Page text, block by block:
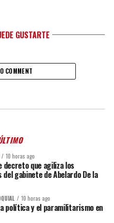
GUSTARTE
COMMENT
10 horas ago
decreto que agiliza los
gabinete de Abelardo De la
10 horas ago
política y el paramilitarismo en